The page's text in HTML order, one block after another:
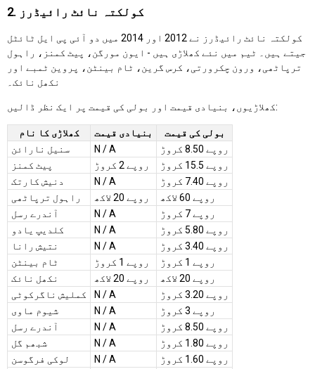
2. کولکتہ نائٹ رائیڈرز
کولکتہ نائٹ رائیڈرز نے 2012 اور 2014 میں دو آئی پی ایل ٹائٹل
جیتے ہیں۔ ٹیم میں نئے کھلاڑی ہیں - ایون مورگن، پیٹ کمنز، راہول
ترپاٹھی، ورون چکرورتی، کرس گرین، ٹام بینٹن، پروین ٹمبے اور
نکھل نائک۔
کھلاڑیوں، بنیادی قیمت اور بولی کی قیمت پر ایک نظر ڈالیں:
کھلاڑی کا نام بنیادی قیمت
بولی کی قیمت
سنیل نارائن
N / A
روپے 8.50 کروڑ
پیٹ کمنز
روپے 2 کروڑ
روپے 15.5 کروڑ
دنیش کارتک
N / A
روپے 7.40 کروڑ
راہول ترپاٹھی
روپے 20 لاکھ
روپے 60 لاکھ
آندرے رسل
N / A
روپے 7 کروڑ
کلدیپ یادو
N / A
روپے 5.80 کروڑ
نتیش رانا
N / A
روپے 3.40 کروڑ
ٹام بینٹن
روپے 1 کروڑ
روپے 1 کروڑ
نکھل نائک
روپے 20 لاکھ
روپے 20 لاکھ
کملیش ناگرکوٹی
N / A
روپے 3.20 کروڑ
شیوم ماوی
N / A
روپے 3 کروڑ
آندرے رسل
N / A
روپے 8.50 کروڑ
شبھم گل
N / A
روپے 1.80 کروڑ
لوکی فرگوسن
N / A
روپے 1.60 کروڑ